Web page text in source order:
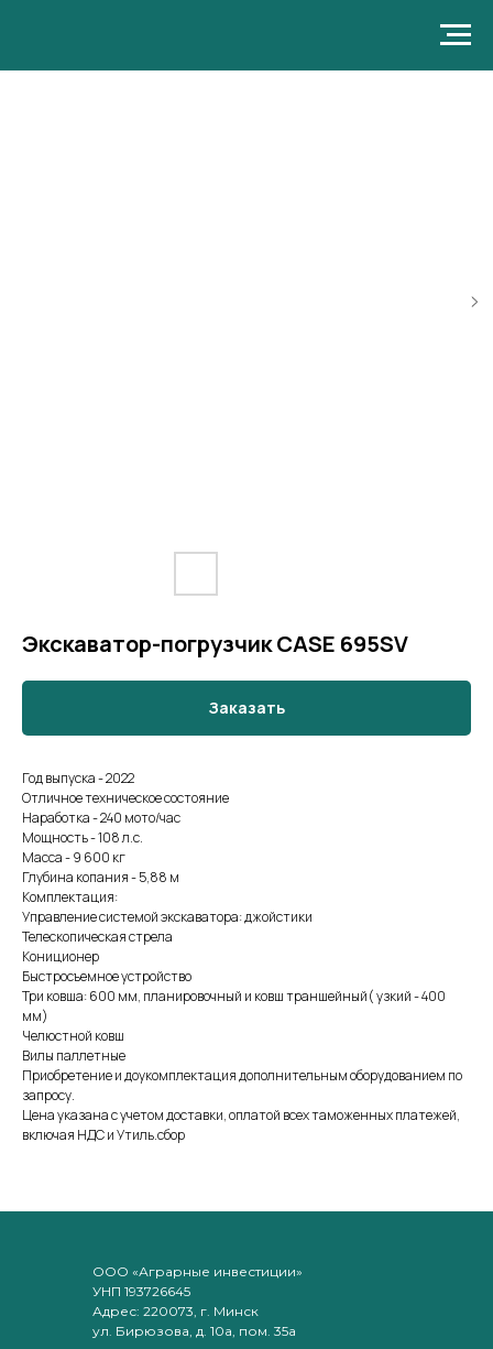
Экскаватор-погрузчик СASE 695SV
Заказать
Год выпуска - 2022
Отличное техническое состояние
Наработка - 240 мото/час
Мощность - 108 л.с.
Масса - 9 600 кг
Глубина копания - 5,88 м
Комплектация:
Управление системой экскаватора: джойстики
Телескопическая стрела
Кониционер
Быстросъемное устройство
Три ковша: 600 мм, планировочный и ковш траншейный( узкий - 400
мм)
Челюстной ковш
Вилы паллетные
Приобретение и доукомплектация дополнительным оборудованием по
запросу.
Цена указана с учетом доставки, оплатой всех таможенных платежей,
включая НДС и Утиль.сбор
ООО «Аграрные инвестиции»
УНП 193726645
Адрес: 220073, г. Минск
ул. Бирюзова, д. 10а, пом. 35а